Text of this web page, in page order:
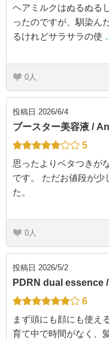
ヘアミルクはぬるぬる
ったのですが、馴染ん
るけれどサラサラの使
0
投稿日 2026/6/4
ブースター美容液 /
5
思ったよりベタつきが
です。 ただお値段が少
た。
0
投稿日 2026/5/2
PDRN dual essence
6
まず頭にも顔にも使え
育て中で時間がなく、